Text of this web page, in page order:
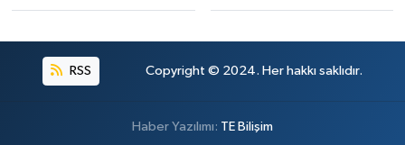
RSS Copyright © 2024. Her hakkı saklıdır.
Haber Yazılımı: TE Bilişim